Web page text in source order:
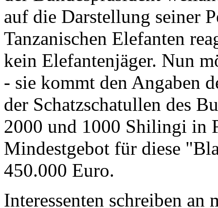
auf die Darstellung seiner
Tanzanischen Elefanten
kein Elefantenjäger. Nun
- sie kommt den Angaben
der Schatzschatullen des
2000 und 1000 Shilingi in
Mindestgebot für diese
450.000 Euro.
Interessenten schreiben